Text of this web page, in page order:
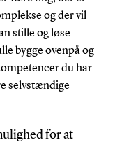
og der vil
stille og løse
bygge ovenpå og
du har
selvstændige
for at